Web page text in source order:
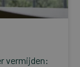
vermijden: